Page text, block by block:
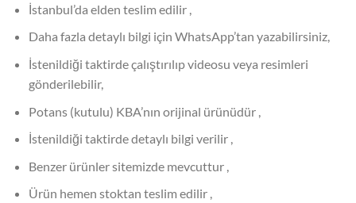
İstanbul’da elden teslim edilir ,
Daha fazla detaylı bilgi için WhatsApp’tan yazabilirsiniz,
İstenildiği taktirde çalıştırılıp videosu veya resimleri
gönderilebilir,
Potans (kutulu) KBA’nın orijinal ürünüdür ,
İstenildiği taktirde detaylı bilgi verilir ,
Benzer ürünler sitemizde mevcuttur ,
Ürün hemen stoktan teslim edilir ,